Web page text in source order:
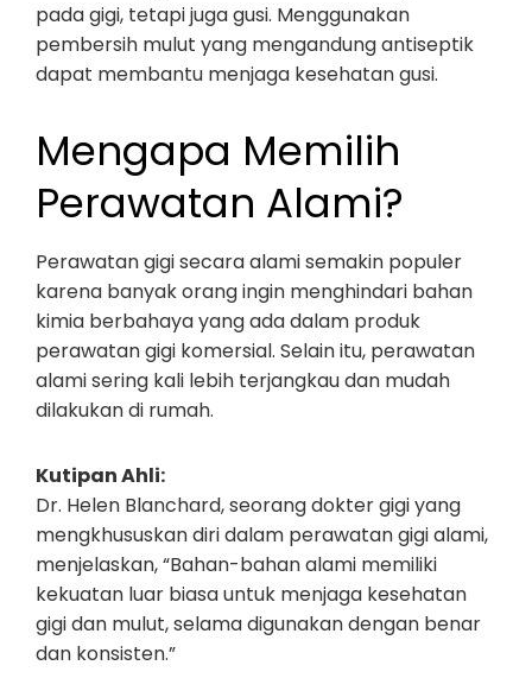
pada gigi, tetapi juga gusi. Menggunakan
pembersih mulut yang mengandung antiseptik
dapat membantu menjaga kesehatan gusi.
Mengapa Memilih
Perawatan Alami?
Perawatan gigi secara alami semakin populer
karena banyak orang ingin menghindari bahan
kimia berbahaya yang ada dalam produk
perawatan gigi komersial. Selain itu, perawatan
alami sering kali lebih terjangkau dan mudah
dilakukan di rumah.
Kutipan Ahli:
Dr. Helen Blanchard, seorang dokter gigi yang
mengkhususkan diri dalam perawatan gigi alami,
menjelaskan, “Bahan-bahan alami memiliki
kekuatan luar biasa untuk menjaga kesehatan
gigi dan mulut, selama digunakan dengan benar
dan konsisten.”